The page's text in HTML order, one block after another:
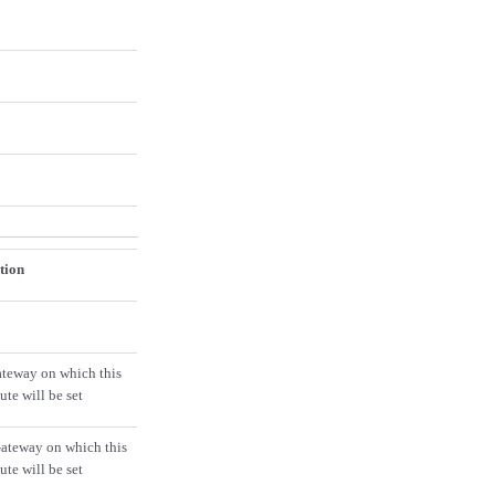
on which this
will be set
on which this
will be set